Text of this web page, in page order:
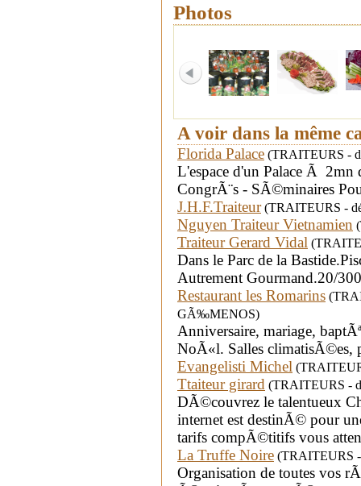
Photos
A voir dans la même
Florida Palace (TRAITEURS -
L'espace d'un Palace Ã
CongrÃ¨s - SÃ©minaires
J.H.F.Traiteur(TRAITEURS -
Nguyen Traiteur Vietnamien
Traiteur Gerard Vidal
Dans le Parc de la
Autrement Gourmand.20/
Restaurant les Romarins
GÃ‰MENOS)
Anniversaire, mariage,
NoÃ«l. Salles climatisÃ©es,
Evangelisti Michel
Ttaiteur girard (TRAITEURS -
DÃ©couvrez le talentueux
internet est destinÃ© pour
tarifs compÃ©titifs vous
La Truffe Noire (TRAITEURS
Organisation de toutes vos